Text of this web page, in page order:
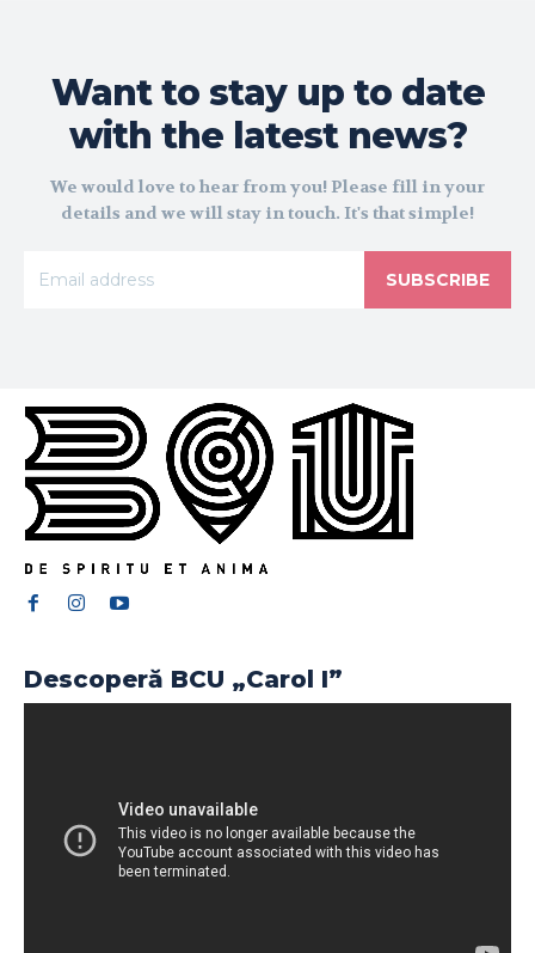
Want to stay up to date
with the latest news?
We would love to hear from you! Please fill in your
details and we will stay in touch. It's that simple!
SUBSCRIBE
Descoperă BCU „Carol I”